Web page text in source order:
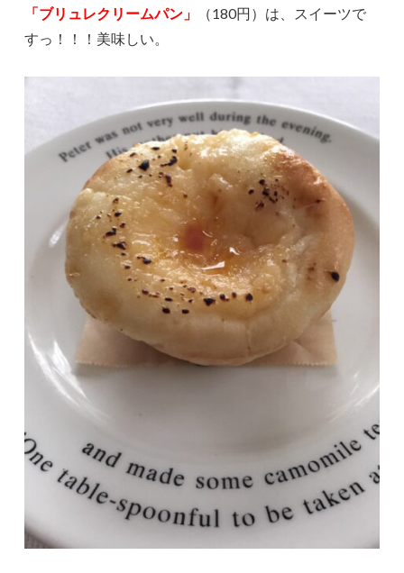
「ブリュレクリームパン」
（180円）は、スイーツで
すっ！！！美味しい。